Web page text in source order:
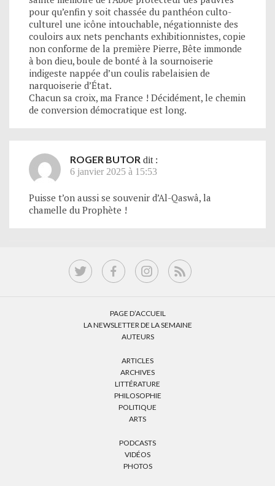
pour qu’enfin y soit chassée du panthéon culto-
culturel une icône intouchable, négationniste des
couloirs aux nets penchants exhibitionnistes, copie
non conforme de la première Pierre, Bête immonde
à bon dieu, boule de bonté à la sournoiserie
indigeste nappée d’un coulis rabelaisien de
narquoiserie d’État.
Chacun sa croix, ma France ! Décidément, le chemin
de conversion démocratique est long.
ROGER BUTOR dit :
6 janvier 2025 à 15:53
Puisse t’on aussi se souvenir d’Al-Qaswâ, la
chamelle du Prophète !
PAGE D’ACCUEIL
LA NEWSLETTER DE LA SEMAINE
AUTEURS
ARTICLES
ARCHIVES
LITTÉRATURE
PHILOSOPHIE
POLITIQUE
ARTS
PODCASTS
VIDÉOS
PHOTOS